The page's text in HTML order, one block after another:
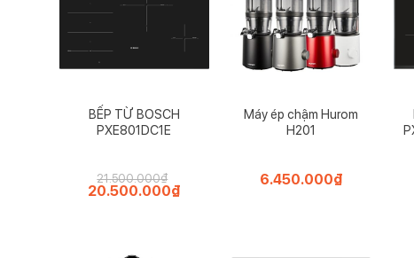
BẾP TỪ BOSCH
PXE801DC1E
21.500.000₫
Giá
20.500.000₫Giá
Máy ép chậm Hurom
H201
6.450.000₫